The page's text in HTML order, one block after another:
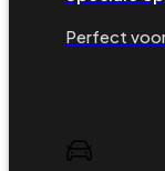
Perfect